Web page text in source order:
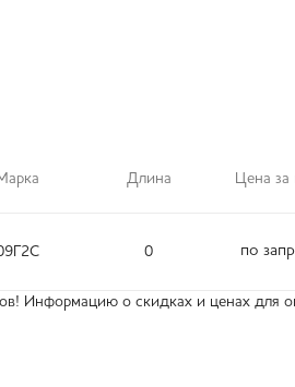
Длина Цена за
0 по
Информацию о скидках и ценах для